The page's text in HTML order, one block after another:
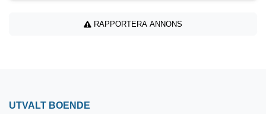
RAPPORTERA ANNONS
UTVALT BOENDE